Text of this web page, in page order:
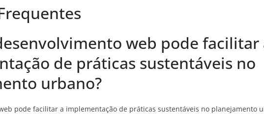
web pode facilitar
de práticas sustentáveis no
urbano?
pode facilitar a implementação de práticas sustentáveis no planejamento